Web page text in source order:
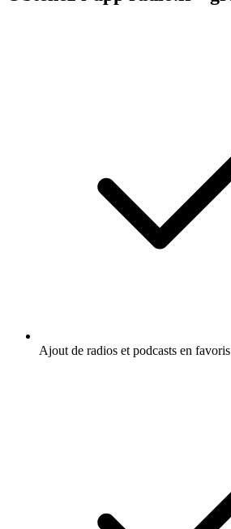
Ajout de radios et podcasts en favoris